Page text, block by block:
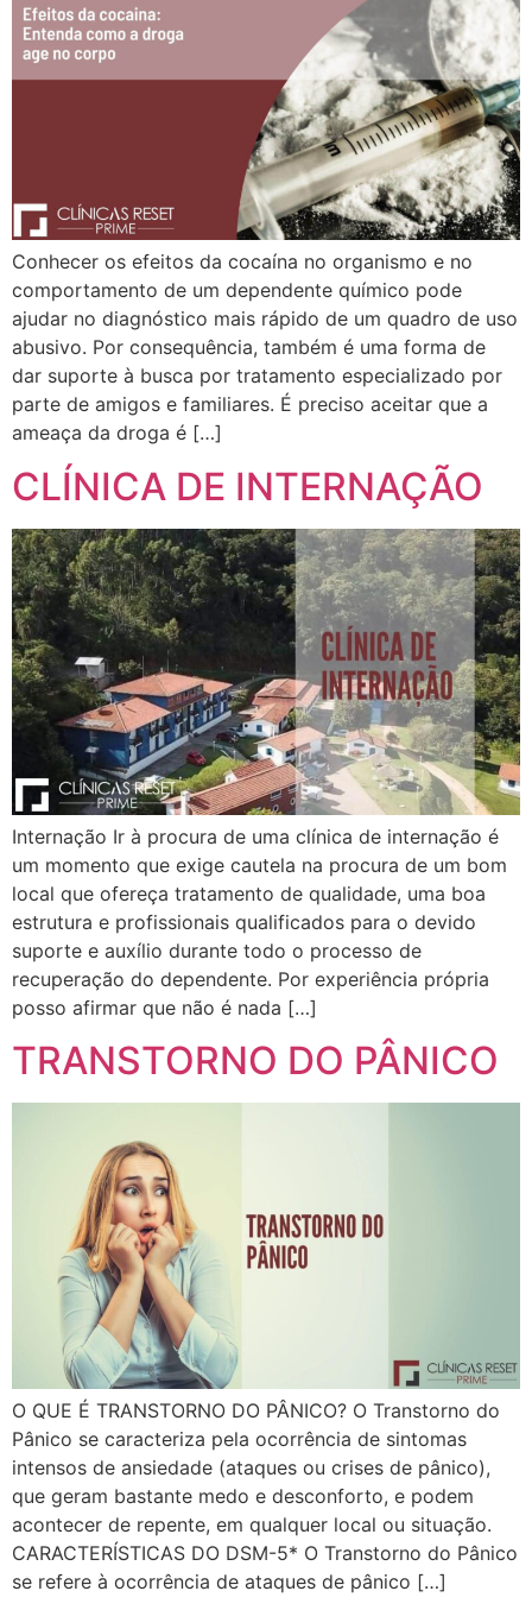
Conhecer os efeitos da cocaína no organismo e no
comportamento de um dependente químico pode
ajudar no diagnóstico mais rápido de um quadro de uso
abusivo. Por consequência, também é uma forma de
dar suporte à busca por tratamento especializado por
parte de amigos e familiares. É preciso aceitar que a
ameaça da droga é […]
CLÍNICA DE INTERNAÇÃO
Internação Ir à procura de uma clínica de internação é
um momento que exige cautela na procura de um bom
local que ofereça tratamento de qualidade, uma boa
estrutura e profissionais qualificados para o devido
suporte e auxílio durante todo o processo de
recuperação do dependente. Por experiência própria
posso afirmar que não é nada […]
TRANSTORNO DO PÂNICO
O QUE É TRANSTORNO DO PÂNICO? O Transtorno do
Pânico se caracteriza pela ocorrência de sintomas
intensos de ansiedade (ataques ou crises de pânico),
que geram bastante medo e desconforto, e podem
acontecer de repente, em qualquer local ou situação.
CARACTERÍSTICAS DO DSM-5* O Transtorno do Pânico
se refere à ocorrência de ataques de pânico […]